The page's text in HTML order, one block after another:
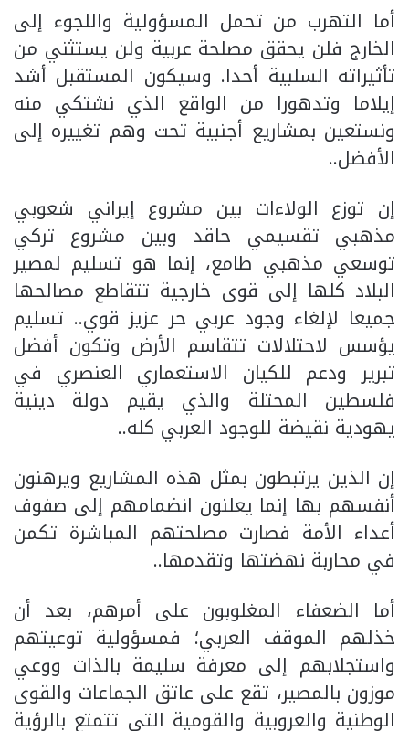
أما التهرب من تحمل المسؤولية واللجوء إلى
الخارج فلن يحقق مصلحة عربية ولن يستثني من
تأثيراته السلبية أحدا. وسيكون المستقبل أشد
إيلاما وتدهورا من الواقع الذي نشتكي منه
ونستعين بمشاريع أجنبية تحت وهم تغييره إلى
الأفضل..
إن توزع الولاءات بين مشروع إيراني شعوبي
مذهبي تقسيمي حاقد وبين مشروع تركي
توسعي مذهبي طامع، إنما هو تسليم لمصير
البلاد كلها إلى قوى خارجية تتقاطع مصالحها
جميعا لإلغاء وجود عربي حر عزيز قوي.. تسليم
يؤسس لاحتلالات تتقاسم الأرض وتكون أفضل
تبرير ودعم للكيان الاستعماري العنصري في
فلسطين المحتلة والذي يقيم دولة دينية
يهودية نقيضة للوجود العربي كله..
إن الذين يرتبطون بمثل هذه المشاريع ويرهنون
أنفسهم بها إنما يعلنون انضمامهم إلى صفوف
أعداء الأمة فصارت مصلحتهم المباشرة تكمن
في محاربة نهضتها وتقدمها..
أما الضعفاء المغلوبون على أمرهم، بعد أن
خذلهم الموقف العربي؛ فمسؤولية توعيتهم
واستجلابهم إلى معرفة سليمة بالذات ووعي
موزون بالمصير، تقع على عاتق الجماعات والقوى
الوطنية والعروبية والقومية التي تتمتع بالرؤية